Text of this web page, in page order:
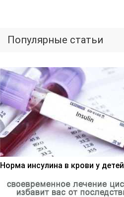
Популярные статьи
Норма инсулина в крови у детей